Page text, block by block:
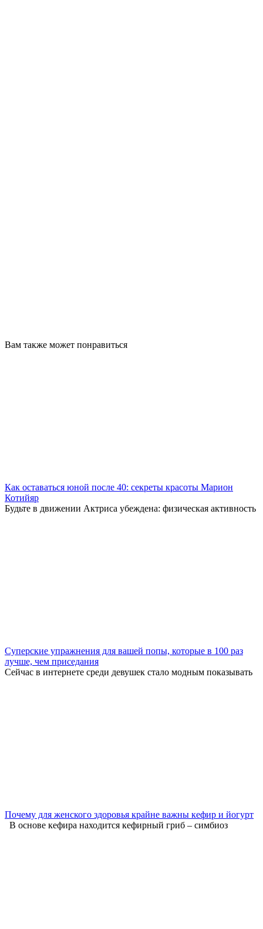
Вам также может понравиться
Как оставаться юной после 40: секреты красоты Марион
Котийяр
Будьте в движении Актриса убеждена: физическая активность
Суперские упражнения для вашей попы, которые в 100 раз
лучше, чем приседания
Сейчас в интернете среди девушек стало модным показывать
Почему для женского здоровья крайне важны кефир и йогурт
В основе кефира находится кефирный гриб – симбиоз